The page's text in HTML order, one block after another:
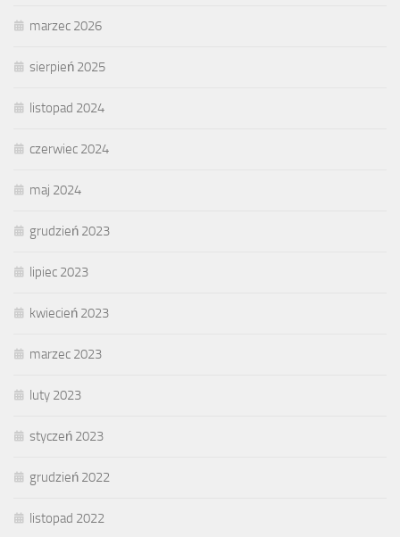
marzec 2026
sierpień 2025
listopad 2024
czerwiec 2024
maj 2024
grudzień 2023
lipiec 2023
kwiecień 2023
marzec 2023
luty 2023
styczeń 2023
grudzień 2022
listopad 2022